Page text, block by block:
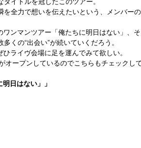
全力で想いを伝えたいという、メンバー
ンマンツアー「俺たちに明日はない」、
くの“出会い”が続いていくだろう。
ライヴ会場に足を運んでみて欲しい。
ープンしているのでこちらもチェックして
日はない」」